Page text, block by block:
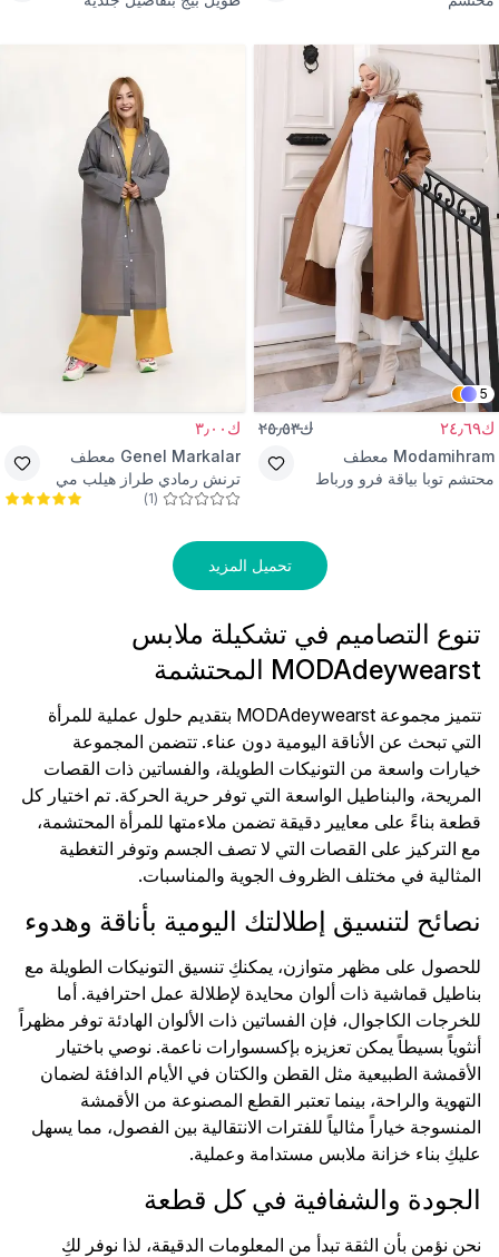
5
ك٢٤٫٦٩ ك٢٥٫٥٣
Modamihram معطف
محتشم توبا بياقة فرو ورباط
ك٣٫٠٠
Genel Markalar معطف
ترنش رمادي طراز هيلب مي
(
1
)
تحميل المزيد
تنوع التصاميم في تشكيلة ملابس
MODAdeywearst المحتشمة
تتميز مجموعة MODAdeywearst بتقديم حلول عملية للمرأة
التي تبحث عن الأناقة اليومية دون عناء. تتضمن المجموعة
خيارات واسعة من التونيكات الطويلة، والفساتين ذات القصات
المريحة، والبناطيل الواسعة التي توفر حرية الحركة. تم اختيار كل
قطعة بناءً على معايير دقيقة تضمن ملاءمتها للمرأة المحتشمة،
مع التركيز على القصات التي لا تصف الجسم وتوفر التغطية
المثالية في مختلف الظروف الجوية والمناسبات.
نصائح لتنسيق إطلالتك اليومية بأناقة وهدوء
للحصول على مظهر متوازن، يمكنكِ تنسيق التونيكات الطويلة مع
بناطيل قماشية ذات ألوان محايدة لإطلالة عمل احترافية. أما
للخرجات الكاجوال، فإن الفساتين ذات الألوان الهادئة توفر مظهراً
أنثوياً بسيطاً يمكن تعزيزه بإكسسوارات ناعمة. نوصي باختيار
الأقمشة الطبيعية مثل القطن والكتان في الأيام الدافئة لضمان
التهوية والراحة، بينما تعتبر القطع المصنوعة من الأقمشة
المنسوجة خياراً مثالياً للفترات الانتقالية بين الفصول، مما يسهل
عليكِ بناء خزانة ملابس مستدامة وعملية.
الجودة والشفافية في كل قطعة
نحن نؤمن بأن الثقة تبدأ من المعلومات الدقيقة، لذا نوفر لكِ